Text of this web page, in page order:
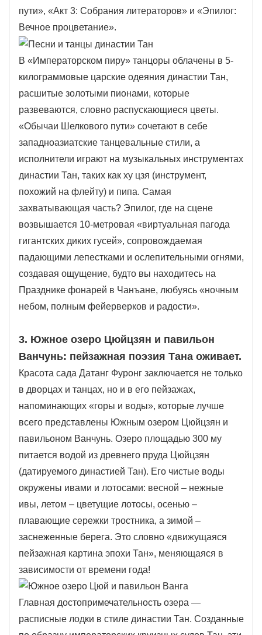
пути», «Акт 3: Собрания литераторов» и «Эпилог:
Вечное процветание».
В «Императорском пиру» танцоры облачены в 5-
килограммовые царские одеяния династии Тан,
расшитые золотыми пионами, которые
развеваются, словно распускающиеся цветы.
«Обычаи Шелкового пути» сочетают в себе
западноазиатские танцевальные стили, а
исполнители играют на музыкальных инструментах
династии Тан, таких как ху цзя (инструмент,
похожий на флейту) и пипа. Самая
захватывающая часть? Эпилог, где на сцене
возвышается 10-метровая «виртуальная пагода
гигантских диких гусей», сопровождаемая
падающими лепестками и ослепительными огнями,
создавая ощущение, будто вы находитесь на
Празднике фонарей в Чанъане, любуясь «ночным
небом, полным фейерверков и радости».
3. Южное озеро Цюйцзян и павильон
Ванчунь: пейзажная поэзия Тана оживает.
Красота сада Датанг Фуронг заключается не только
в дворцах и танцах, но и в его пейзажах,
напоминающих «горы и воды», которые лучше
всего представлены Южным озером Цюйцзян и
павильоном Ванчунь. Озеро площадью 300 му
питается водой из древнего пруда Цюйцзян
(датируемого династией Тан). Его чистые воды
окружены ивами и лотосами: весной – нежные
ивы, летом – цветущие лотосы, осенью –
плавающие сережки тростника, а зимой –
заснеженные берега. Это словно «движущаяся
пейзажная картина эпохи Тан», меняющаяся в
зависимости от времени года!
Главная достопримечательность озера —
расписные лодки в стиле династии Тан. Созданные